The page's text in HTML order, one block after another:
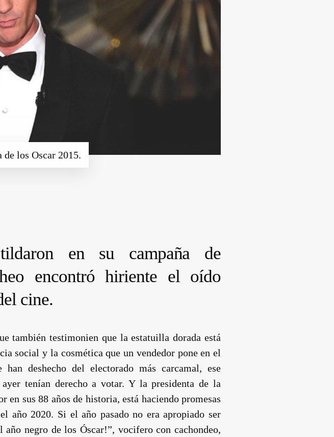
los Oscar 2015.
en su campaña de
encontró hiriente el oído
cine.
también testimonien que la estatuilla dorada está
social y la cosmética que un vendedor pone en el
deshecho del electorado más carcamal, ese
tenían derecho a votar. Y la presidenta de la
en sus 88 años de historia, está haciendo promesas
año 2020. Si el año pasado no era apropiado ser
negro de los Óscar!”, vocifero con cachondeo,